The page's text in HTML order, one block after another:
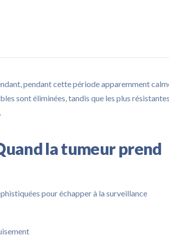
pendant cette période apparemment
sont éliminées, tandis que les plus
la tumeur prend
pour échapper à la surveillance